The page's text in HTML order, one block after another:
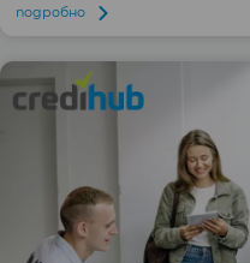
подробно